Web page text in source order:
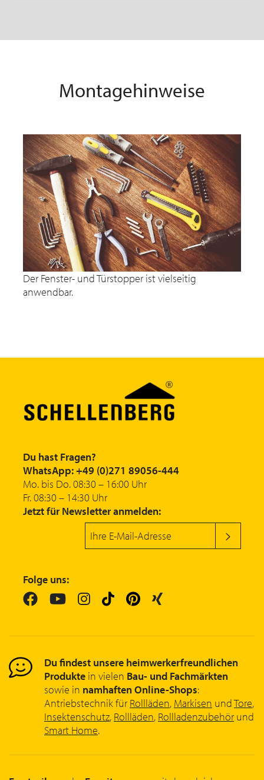
Montagehinweise
Der Fenster- und Türstopper ist vielseitig
anwendbar.
Du hast Fragen?
WhatsApp: +49 (0)271 89056-444
Mo. bis Do. 08:30 – 16:00 Uhr
Fr. 08:30 – 14:30 Uhr
Jetzt für Newsletter anmelden:
Folge uns:
Du findest unsere heimwerkerfreundlichen
Produkte in vielen Bau- und Fachmärkten
sowie in namhaften Online-Shops:
Antriebstechnik für Rollläden, Markisen undTore,
Insektenschutz, Rollläden, Rollladenzubehör und
Smart Home.